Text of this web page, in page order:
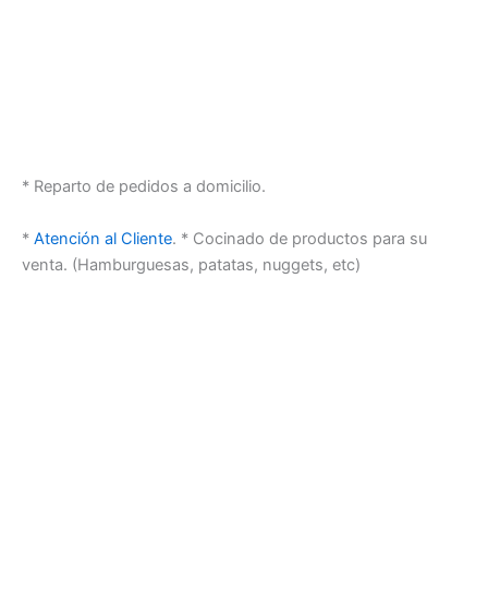
* Reparto de pedidos a domicilio.
* Atención al Cliente. * Cocinado de productos para su
venta. (Hamburguesas, patatas, nuggets, etc)